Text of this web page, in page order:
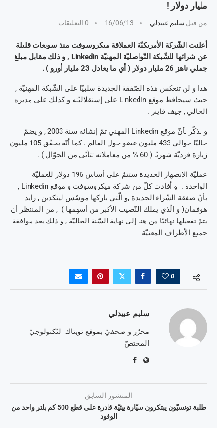
مليار دولار !
من قبل سليم عبيدلي 16/06/13 0 التعليقات
أعلنت الشّركة الأمريكيّة العملاقة ميكروسوفت منذ سويعات قليلة
عن شرائها للشّبكة التّواصليّة المهنيّة Linkedin , و ذلك مقابل مبلغ
جملي ناهز 26 مليار دولار ( أي ما يعادل 23 مليار أورو ) .
هذا و لن تنعكس هذه الصّفقة الجديدة سلبيّا على الشّبكة المهنيّة ,
حيث سيحافظ موقع Linkedin على إستقلاليّته و كذلك على مديره
الحالي , جيف فاينر .
و نذكّر بأنّ موقع Linkedin المهني تمّ إنشائه سنة 2003 , و يضمّ
حاليّا حوالي 433 مليون عضو حول العالم . كما أنّه يحقّق 105 مليون
زيارة فرديّة شهريّا ( 60 % من معاملاته تتأتّى من الجوّال ) .
عمليّة الإنصهار الجديدة ستتمّ على أساس 196 دولار للعمليّة
الواحدة . و أفادت كلّ من شركة ميكروسوفت و موقع Linkedin ,
بأنّ صفقة الشّراء الجديدة ,و الّتي باركها مؤسّس لينكدين , رايد
هوفمان( و الّذي يملك النّصيب الأكبر من أسهمها ) , من المنتظر أن
يتمّ تفعيلها نهائيّا من هنا إلى نهاية السّنة الحاليّة , و ذلك بعد موافقة
جميع الأطراف المعنيّة .
0
سليم عبيدلي
محرّر و صحفيّ بموقع تويتاك التّكنولوجيّ
المختصّ
المنشور السابق
طلبة تونسيّون يبتكرون سيّارة بيئيّة قادرة على قطع 500 كم بلتر واحد من
الوقود